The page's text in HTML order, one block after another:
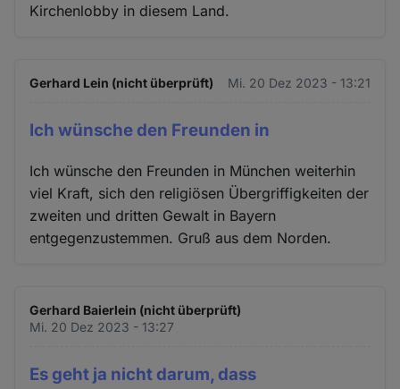
Kirchenlobby in diesem Land.
Gerhard Lein (nicht überprüft) Mi. 20 Dez 2023 - 13:21
Ich wünsche den Freunden in
Ich wünsche den Freunden in München weiterhin
viel Kraft, sich den religiösen Übergriffigkeiten der
zweiten und dritten Gewalt in Bayern
entgegenzustemmen. Gruß aus dem Norden.
Gerhard Baierlein (nicht überprüft)
Mi. 20 Dez 2023 - 13:27
Es geht ja nicht darum, dass